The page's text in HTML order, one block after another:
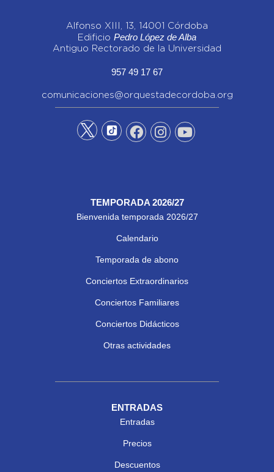
Alfonso XIII, 13, 14001 Córdoba
Edificio Pedro López de Alba
Antiguo Rectorado de la Universidad
957 49 17 67
comunicaciones@orquestadecordoba.org
TEMPORADA 2026/27
Bienvenida temporada 2026/27
Calendario
Temporada de abono
Conciertos Extraordinarios
Conciertos Familiares
Conciertos Didácticos
Otras actividades
ENTRADAS
Entradas
Precios
Descuentos